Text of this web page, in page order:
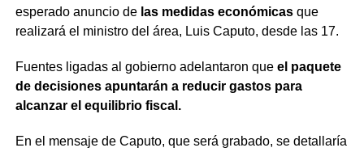
esperado anuncio de las medidas económicasque
realizará el ministro del área, Luis Caputo, desde las 17.
Fuentes ligadas al gobierno adelantaron queel paquete
de decisiones apuntarán a reducir gastos para
alcanzar el equilibrio fiscal.
En el mensaje de Caputo, que será grabado, se detallaría